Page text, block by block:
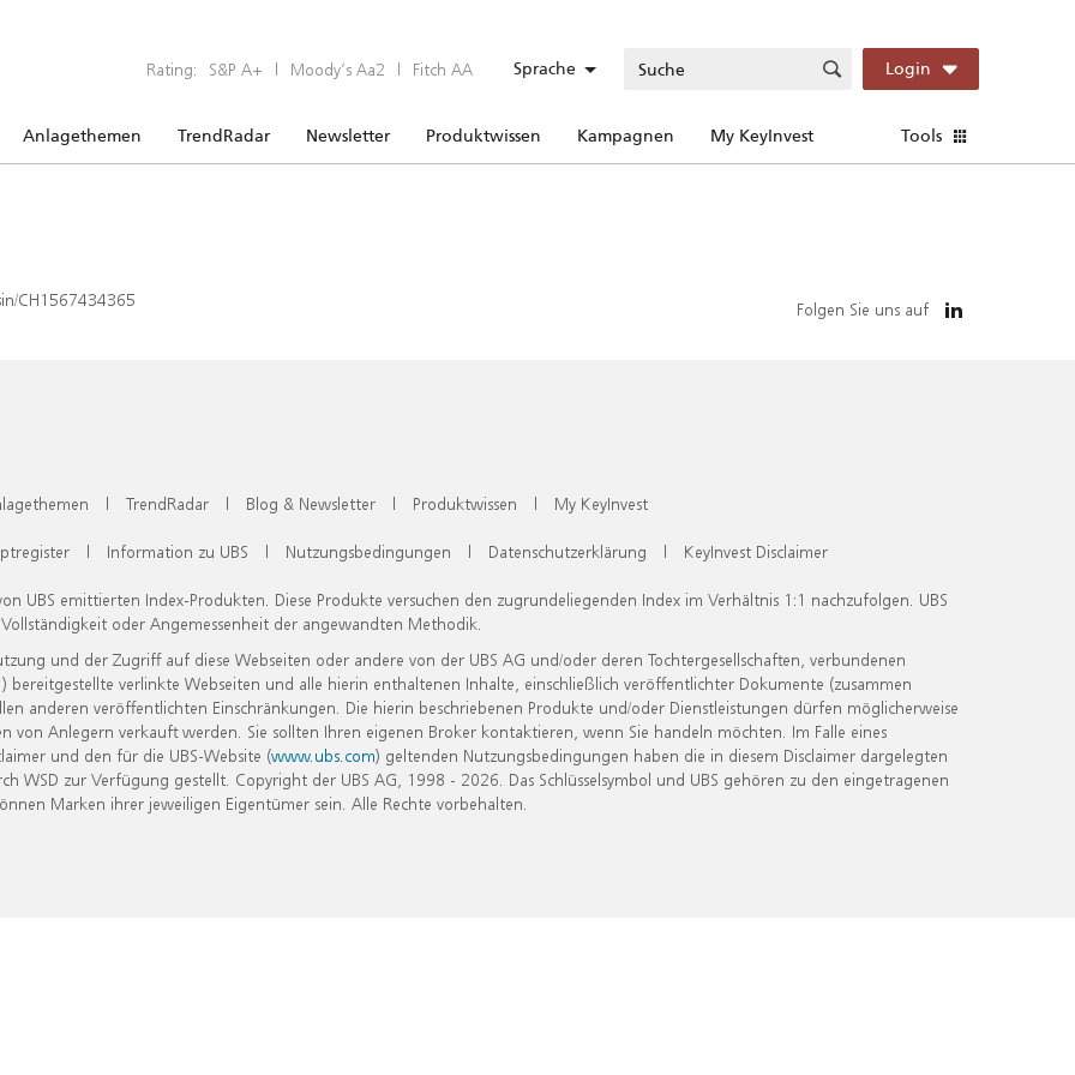
Rating: S&P A+ | Moody’s Aa2 | Fitch AA Sprache Login
Anlagethemen TrendRadar Newsletter Produktwissen Kampagnen My KeyInvest Tools
CH1567434365 Folgen Sie uns auf
| TrendRadar | Blog & Newsletter | Produktwissen | My KeyInvest
| Information zu UBS | Nutzungsbedingungen | Datenschutzerklärung | KeyInvest Disclaimer
UBS emittierten Index-Produkten. Diese Produkte versuchen den zugrundeliegenden Index im Verhältnis 1:1 nachzufolgen. UBS
oder Angemessenheit der angewandten Methodik.
und der Zugriff auf diese Webseiten oder andere von der UBS AG und/oder deren Tochtergesellschaften, verbundenen
verlinkte Webseiten und alle hierin enthaltenen Inhalte, einschließlich veröffentlichter Dokumente (zusammen
anderen veröffentlichten Einschränkungen. Die hierin beschriebenen Produkte und/oder Dienstleistungen dürfen möglicherweise
Anlegern verkauft werden. Sie sollten Ihren eigenen Broker kontaktieren, wenn Sie handeln möchten. Im Falle eines
und den für die UBS-Website (www.ubs.com) geltenden Nutzungsbedingungen haben die in diesem Disclaimer dargelegten
zur Verfügung gestellt. Copyright der UBS AG, 1998 - 2026. Das Schlüsselsymbol und UBS gehören zu den eingetragenen
Marken ihrer jeweiligen Eigentümer sein. Alle Rechte vorbehalten.